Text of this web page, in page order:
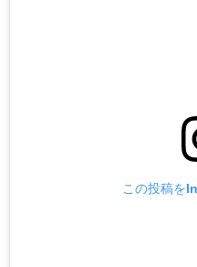
この投稿を